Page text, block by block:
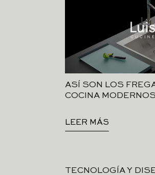
ASÍ SON LOS
COCINA
LEER MÁS
TECNOLOGÍA Y